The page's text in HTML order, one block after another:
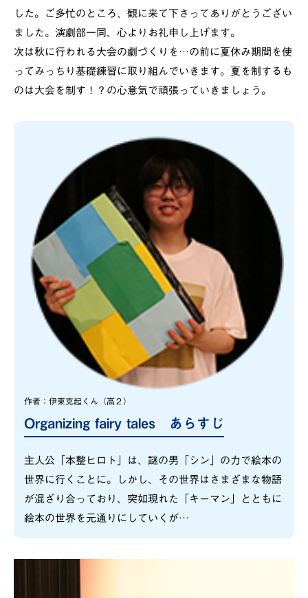
した。ご多忙のところ、観に来て下さってありがとうござい
ました。演劇部一同、心よりお礼申し上げます。
次は秋に行われる大会の劇づくりを…の前に夏休み期間を使
ってみっちり基礎練習に取り組んでいきます。夏を制するも
のは大会を制す！？の心意気で頑張っていきましょう。
作者：伊東克起くん（高２）
Organizing fairy tales あらすじ
主人公「本整ヒロト」は、謎の男「シン」の力で絵本の
世界に行くことに。しかし、その世界はさまざまな物語
が混ざり合っており、突如現れた「キーマン」とともに
絵本の世界を元通りにしていくが…